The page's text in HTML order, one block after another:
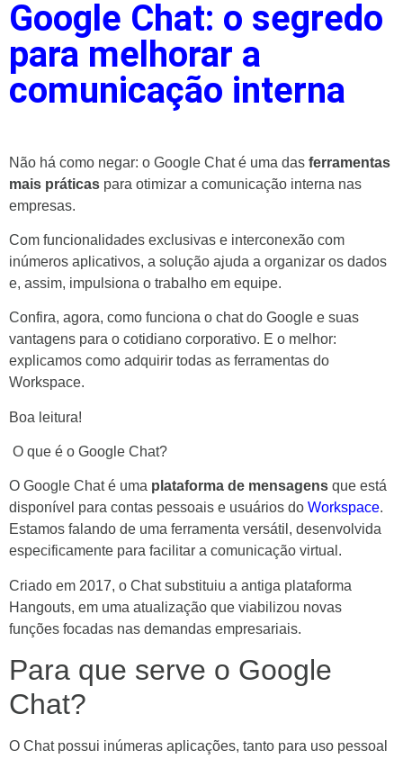
Google Chat: o segredo
para melhorar a
comunicação interna
Não há como negar: o Google Chat é uma das ferramentas
mais práticas para otimizar a comunicação interna nas
empresas.
Com funcionalidades exclusivas e interconexão com
inúmeros aplicativos, a solução ajuda a organizar os dados
e, assim, impulsiona o trabalho em equipe.
Confira, agora, como funciona o chat do Google e suas
vantagens para o cotidiano corporativo. E o melhor:
explicamos como adquirir todas as ferramentas do
Workspace.
Boa leitura!
O que é o Google Chat?
O Google Chat é uma plataforma de mensagens que está
disponível para contas pessoais e usuários do Workspace.
Estamos falando de uma ferramenta versátil, desenvolvida
especificamente para facilitar a comunicação virtual.
Criado em 2017, o Chat substituiu a antiga plataforma
Hangouts, em uma atualização que viabilizou novas
funções focadas nas demandas empresariais.
Para que serve o Google
Chat?
O Chat possui inúmeras aplicações, tanto para uso pessoal